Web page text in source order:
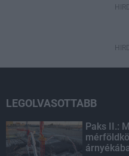
LEGOLVASOTTABB
Paks II.: